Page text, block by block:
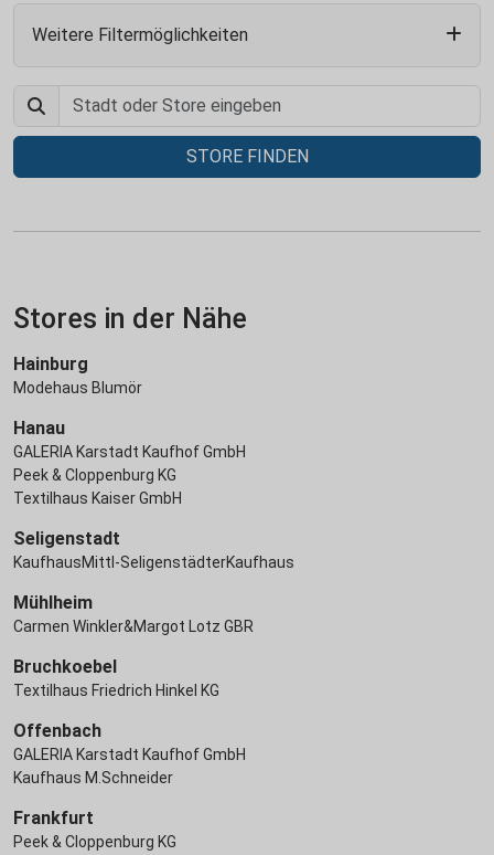
Weitere Filtermöglichkeiten
STORE FINDEN
Stores in der Nähe
Hainburg
Modehaus Blumör
Hanau
GALERIA Karstadt Kaufhof GmbH
Peek & Cloppenburg KG
Textilhaus Kaiser GmbH
Seligenstadt
KaufhausMittl-SeligenstädterKaufhaus
Mühlheim
Carmen Winkler&Margot Lotz GBR
Bruchkoebel
Textilhaus Friedrich Hinkel KG
Offenbach
GALERIA Karstadt Kaufhof GmbH
Kaufhaus M.Schneider
Frankfurt
Peek & Cloppenburg KG